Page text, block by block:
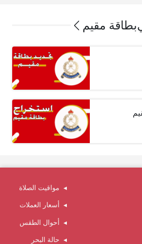
بطاقة مقيم
مواقيت الصلاة
أسعار العملات
أحوال الطقس
حالة البحر